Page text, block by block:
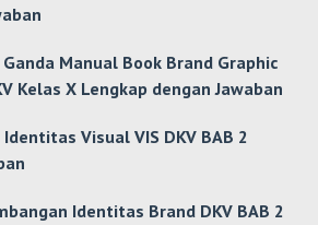
Manual Book Brand Graphic
Kelas X Lengkap dengan Jawaban
Visual VIS DKV BAB 2
Identitas Brand DKV BAB 2